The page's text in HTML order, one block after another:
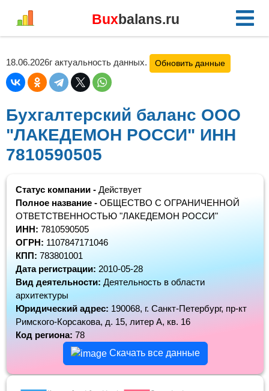
Buxbalans.ru
18.06.2026г актуальность данных. Обновить данные
Бухгалтерский баланс ООО
"ЛАКЕДЕМОН РОССИ" ИНН
7810590505
Статус компании - Действует
Полное название - ОБЩЕСТВО С ОГРАНИЧЕННОЙ
ОТВЕТСТВЕННОСТЬЮ "ЛАКЕДЕМОН РОССИ"
ИНН: 7810590505
ОГРН: 1107847171046
КПП: 783801001
Дата регистрации: 2010-05-28
Вид деятельности: Деятельность в области
архитектуры
Юридический адрес: 190068, г. Санкт-Петербург, пр-кт
Римского-Корсакова, д. 15, литер А, кв. 16
Код региона: 78
Скачать все данные